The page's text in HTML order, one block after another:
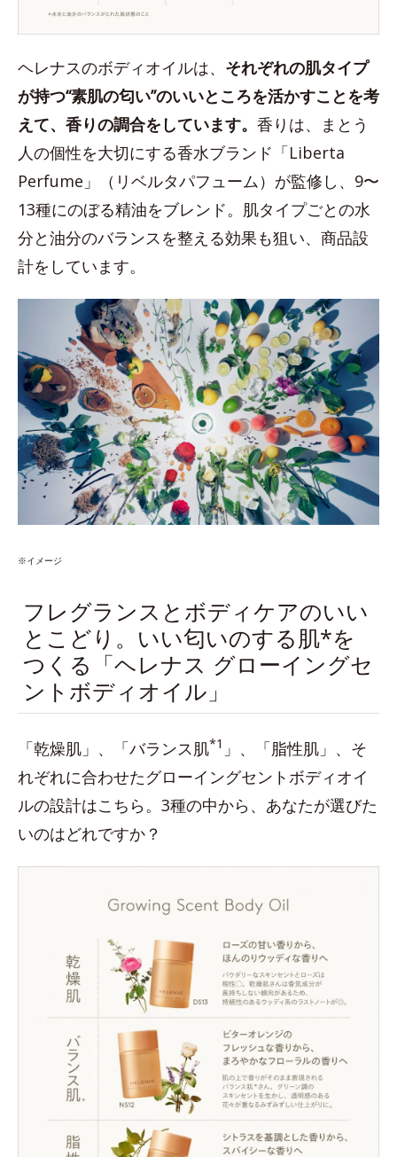
ヘレナスのボディオイルは、 それぞれの肌タイプ
が持つ“素肌の匂い”のいいところを活かすことを考
えて、香りの調合をしています。 香りは、まとう
人の個性を大切にする香水ブランド「Liberta
Perfume」（リベルタパフューム）が監修し、9〜
13種にのぼる精油をブレンド。肌タイプごとの水
分と油分のバランスを整える効果も狙い、商品設
計をしています。
※イメージ
フレグランスとボディケアのいい
とこどり。いい匂いのする肌*を
つくる「ヘレナス グローイングセ
ントボディオイル」
「乾燥肌」、「バランス肌*1 」、「脂性肌」、そ
れぞれに合わせたグローイングセントボディオイ
ルの設計はこちら。3種の中から、あなたが選びた
いのはどれですか？